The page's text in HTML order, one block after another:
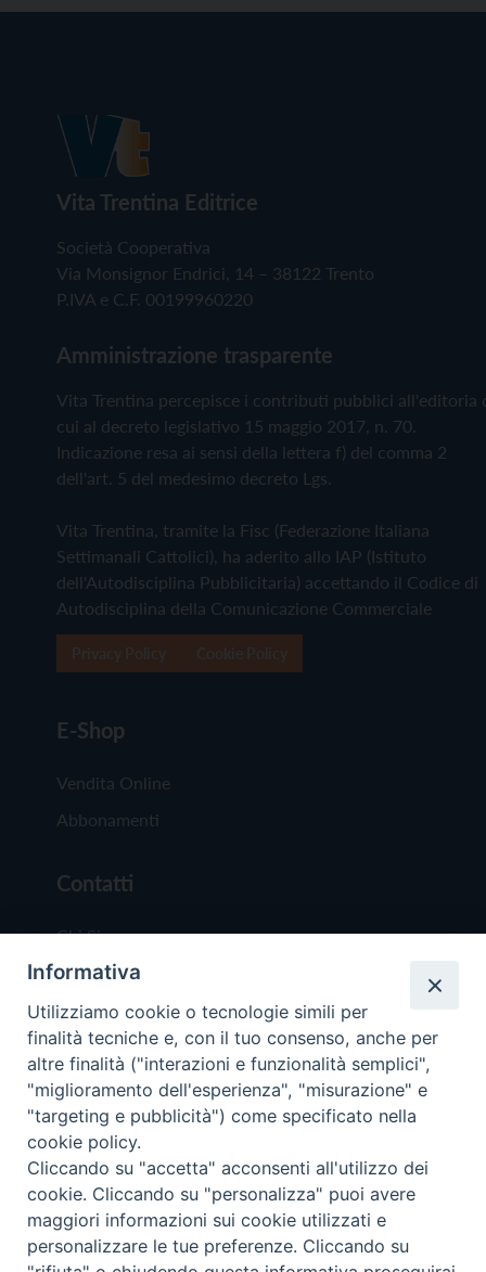
Vita Trentina Editrice
Società Cooperativa
Via Monsignor Endrici, 14 – 38122 Trento
P.IVA e C.F. 00199960220
Amministrazione trasparente
Vita Trentina percepisce i contributi pubblici all'editoria
cui al decreto legislativo 15 maggio 2017, n. 70.
Indicazione resa ai sensi della lettera f) del comma 2
dell'art. 5 del medesimo decreto Lgs.
Vita Trentina, tramite la Fisc (Federazione Italiana
Settimanali Cattolici), ha aderito allo IAP (Istituto
dell'Autodisciplina Pubblicitaria) accettando il Codice di
Autodisciplina della Comunicazione Commerciale
E-Shop
Vendita Online
Abbonamenti
Contatti
Chi Siamo
Redazione
Scrivici
Copyright © 2019 - Tutti i diritti riservati - Vita
Trentina Editrice
Privacy Policy
Torna
Informativa
Utilizziamo cookie o tecnologie simili per
finalità tecniche e, con il tuo consenso, anche per
altre finalità ("interazioni e funzionalità semplici",
"miglioramento dell'esperienza", "misurazione" e
"targeting e pubblicità") come specificato nella
cookie policy.
Cliccando su "accetta" acconsenti all'utilizzo dei
cookie. Cliccando su "personalizza" puoi avere
maggiori informazioni sui cookie utilizzati e
personalizzare le tue preferenze. Cliccando su